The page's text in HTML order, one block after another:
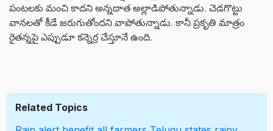
పంటలకు మంచి కాదని అన్నదాత అల్లాడిపోతున్నాడు. చెడగొట్టు
వానలతో కీడే జరుగుతోందని వాపోతున్నాడు. కానీ ప్రకృతి మాత్రం
రైతన్నపై ఎప్పుడూ కన్నెర్ర చేస్తూనే ఉంది.
Related Topics